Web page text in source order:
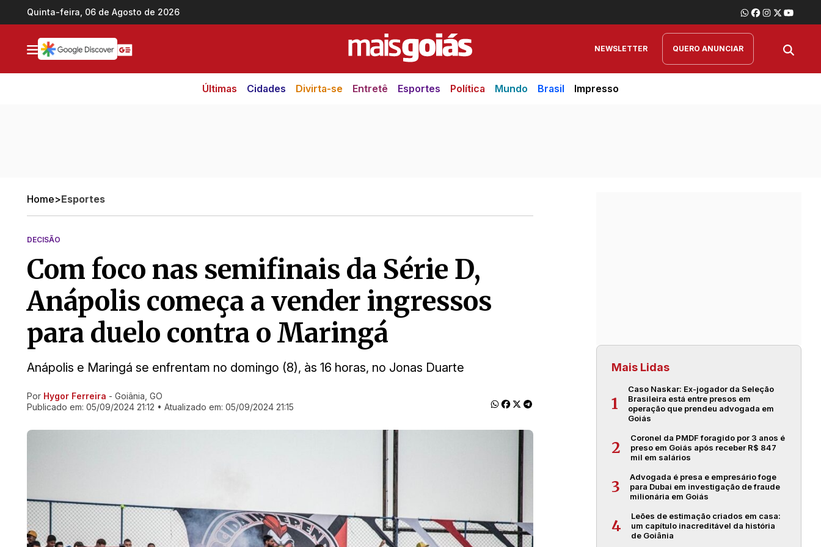
Ir direto pro conteúdo
Quinta-feira, 06 de Agosto de 2026
NEWSLETTER QUERO ANUNCIAR
Últimas Cidades Divirta-se Entretê Esportes Política Mundo Brasil Impresso
Home>Esportes
DECISÃO
Com foco nas semifinais da Série D,
Anápolis começa a vender ingressos
para duelo contra o Maringá
Anápolis e Maringá se enfrentam no domingo (8), às 16 horas, no Jonas Duarte
Ir direto pra matéria
Por Hygor Ferreira - Goiânia, GO
Publicado em: 05/09/2024 21:12 • Atualizado em: 05/09/2024 21:15
Mais Lidas
1
Caso Naskar: Ex-jogador da Seleção
Brasileira está entre presos em
operação que prendeu advogada em
Goiás
2
Coronel da PMDF foragido por 3 anos é
preso em Goiás após receber R$ 847
mil em salários
3
Advogada é presa e empresário foge
para Dubai em investigação de fraude
milionária em Goiás
4
Leões de estimação criados em casa:
um capítulo inacreditável da história
de Goiânia